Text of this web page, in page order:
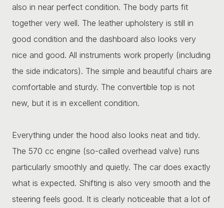
also in near perfect condition. The body parts fit
together very well. The leather upholstery is still in
good condition and the dashboard also looks very
nice and good. All instruments work properly (including
the side indicators). The simple and beautiful chairs are
comfortable and sturdy. The convertible top is not
new, but it is in excellent condition.
Everything under the hood also looks neat and tidy.
The 570 cc engine (so-called overhead valve) runs
particularly smoothly and quietly. The car does exactly
what is expected. Shifting is also very smooth and the
steering feels good. It is clearly noticeable that a lot of